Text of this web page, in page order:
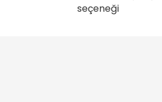
seçeneği